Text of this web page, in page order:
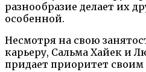
разнообразие делает их
особенной.
Несмотря на свою
карьеру, Сальма Хайек и
придает приоритет